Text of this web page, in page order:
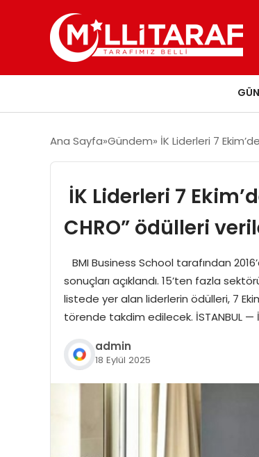
Ana Sayfa Gündem İK Liderleri 7
İK Liderleri 7
CHRO” ödülleri
BMI Business School tarafından
sonuçları açıklandı. 15’ten fazla
listede yer alan liderlerin ödülleri, 7
törende takdim edilecek. İSTANBUL —
admin
18 Eylül 2025